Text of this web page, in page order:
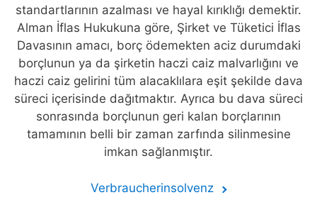
standartlarının azalması ve hayal kırıklığı demektir.
Alman İflas Hukukuna göre, Şirket ve Tüketici İflas
Davasının amacı, borç ödemekten aciz durumdaki
borçlunun ya da şirketin haczi caiz malvarlığını ve
haczi caiz gelirini tüm alacaklılara eşit şekilde dava
süreci içerisinde dağıtmaktır. Ayrıca bu dava süreci
sonrasında borçlunun geri kalan borçlarının
tamamının belli bir zaman zarfında silinmesine
imkan sağlanmıştır.
Verbraucherinsolvenz